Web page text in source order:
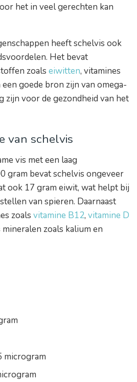
het in veel gerechten kan
heeft schelvis ook
Het bevat
zoals eiwitten, vitamines
goede bron zijn van omega-
zijn voor de gezondheid van het
van schelvis
vis met een laag
gram bevat schelvis ongeveer
ook 17 gram eiwit, wat helpt bij
van spieren. Daarnaast
zoals vitamine B12, vitamine D
mineralen zoals kalium en
microgram